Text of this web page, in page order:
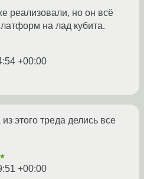
реализовали, но он всё
на лад кубита.
+00:00
этого треда делись все
+00:00